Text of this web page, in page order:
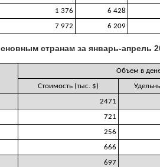
1 376 6 428
7 972 6 209
странам за январь-апрель
Объем в
Стоимость (тыс. $)
2471
721
256
666
697